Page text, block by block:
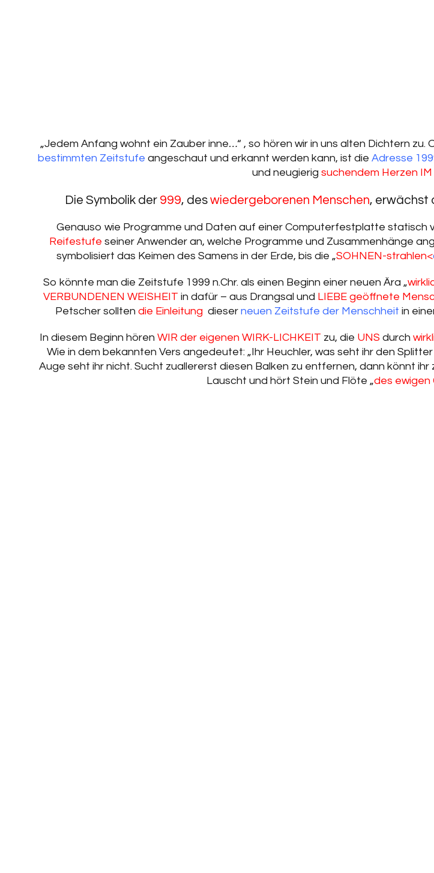
„Jedem Anfang wohnt ein Zauber inne…“ , so hören wir in uns alten Dichtern zu.
bestimmten Zeitstufe angeschaut und erkannt werden kann, ist die Adresse
und neugierig suchendem Herzen
Die Symbolik der 999, deswiedergeborenen Menschen, erwächst
Genauso wie Programme und Daten auf einer Computerfestplatte statisch
Reifestufe seiner Anwender an, welche Programme und Zusammenhänge
symbolisiert das Keimen des Samens in der Erde, bis die „SOHNEN-strahlen<
So könnte man die Zeitstufe 1999 n.Chr. als einen Beginn einer neuen Ära „
VERBUNDENEN WEISHEIT in dafür – aus Drangsal und LIEBE geöffnete
Petscher sollten die Einleitung dieser neuen Zeitstufe der Menschheit in
In diesem Beginn hören WIR der eigenen WIRK-LICHKEIT zu, die UNS durch
Wie in dem bekannten Vers angedeutet: „Ihr Heuchler, was seht ihr den
Auge seht ihr nicht. Sucht zuallererst diesen Balken zu entfernen, dann könnt
Lauscht und hört Stein und Flöte „des ewigen